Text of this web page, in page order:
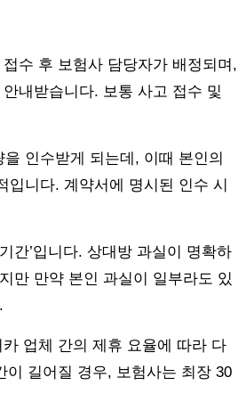
수 후 보험사 담당자가 배정되며,
내받습니다. 보통 사고 접수 및
인수받게 되는데, 이때 본인의
입니다. 계약서에 명시된 인수 시
간’입니다. 상대방 과실이 명확하
만 만약 본인 과실이 일부라도 있
업체 간의 제휴 요율에 따라 다
길어질 경우, 보험사는 최장 30